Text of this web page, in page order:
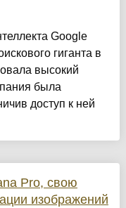
Google
гиганта в
высокий
была
доступ к ней
Pro, свою
изображений